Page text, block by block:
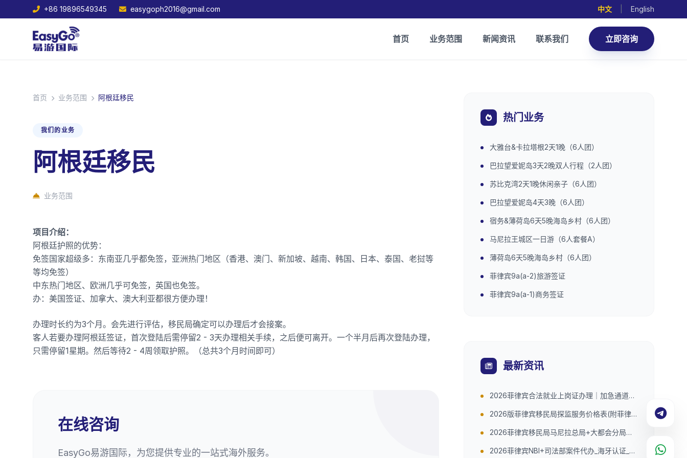
+86 19896549345 easygoph2016@gmail.com 中文 English
首页 业务范围 新闻资讯 联系我们 立即咨询
首页 业务范围 阿根廷移民
我们的业务
阿根廷移民
业务范围
项目介绍：
阿根廷护照的优势：
免签国家超级多：东南亚几乎都免签，亚洲热门地区（香港、澳门、新加坡、越南、韩国、日本、泰国、老挝等
等均免签）
中东热门地区、欧洲几乎可免签，英国也免签。
办：美国签证、加拿大、澳大利亚都很方便办理！
办理时长约为3个月。会先进行评估，移民局确定可以办理后才会接案。
客人若要办理阿根廷签证，首次登陆后需停留2 - 3天办理相关手续，之后便可离开。一个半月后再次登陆办理，
只需停留1星期。然后等待2 - 4周领取护照。（总共3个月时间即可）
在线咨询
EasyGo易游国际，为您提供专业的一站式海外服务。
热门业务
大雅台&卡拉塔根2天1晚（6人团）
巴拉望爱妮岛3天2晚双人行程（2人团）
苏比克湾2天1晚休闲亲子（6人团）
巴拉望爱妮岛4天3晚（6人团）
宿务&薄荷岛6天5晚海岛乡村（6人团）
马尼拉王城区一日游（6人套餐A）
薄荷岛6天5晚海岛乡村（6人团）
菲律宾9a(a-2)旅游签证
菲律宾9a(a-1)商务签证
最新资讯
2026菲律宾合法就业上岗证办理｜加急通道开
2026版菲律宾移民局探监服务价格表(附菲律
2026菲律宾移民局马尼拉总局+大都会分局案
2026菲律宾NBI+司法部案件代办_海牙认证_中